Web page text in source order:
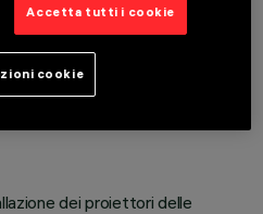
dei proiettori delle
Accetta tutti i cookie
cookie